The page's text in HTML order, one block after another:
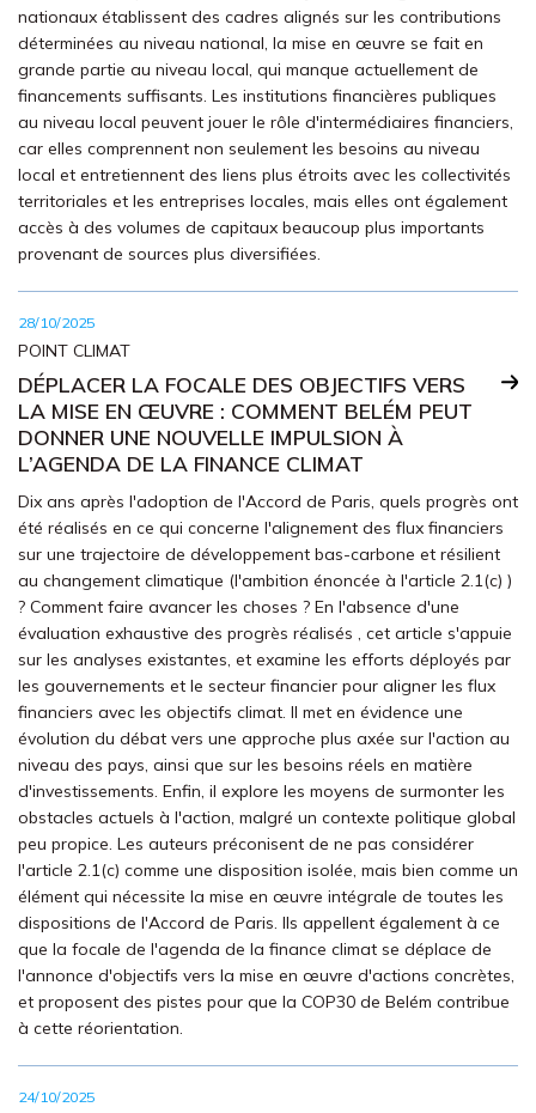
nationaux établissent des cadres alignés sur les contributions
déterminées au niveau national, la mise en œuvre se fait en
grande partie au niveau local, qui manque actuellement de
financements suffisants. Les institutions financières publiques
au niveau local peuvent jouer le rôle d'intermédiaires financiers,
car elles comprennent non seulement les besoins au niveau
local et entretiennent des liens plus étroits avec les collectivités
territoriales et les entreprises locales, mais elles ont également
accès à des volumes de capitaux beaucoup plus importants
provenant de sources plus diversifiées.
28/10/2025
POINT CLIMAT
DÉPLACER LA FOCALE DES OBJECTIFS VERS
LA MISE EN ŒUVRE : COMMENT BELÉM PEUT
DONNER UNE NOUVELLE IMPULSION À
L’AGENDA DE LA FINANCE CLIMAT
Dix ans après l'adoption de l'Accord de Paris, quels progrès ont
été réalisés en ce qui concerne l'alignement des flux financiers
sur une trajectoire de développement bas-carbone et résilient
au changement climatique (l'ambition énoncée à l'article 2.1(c) )
? Comment faire avancer les choses ? En l'absence d'une
évaluation exhaustive des progrès réalisés , cet article s'appuie
sur les analyses existantes, et examine les efforts déployés par
les gouvernements et le secteur financier pour aligner les flux
financiers avec les objectifs climat. Il met en évidence une
évolution du débat vers une approche plus axée sur l'action au
niveau des pays, ainsi que sur les besoins réels en matière
d'investissements. Enfin, il explore les moyens de surmonter les
obstacles actuels à l'action, malgré un contexte politique global
peu propice. Les auteurs préconisent de ne pas considérer
l'article 2.1(c) comme une disposition isolée, mais bien comme un
élément qui nécessite la mise en œuvre intégrale de toutes les
dispositions de l'Accord de Paris. Ils appellent également à ce
que la focale de l'agenda de la finance climat se déplace de
l'annonce d'objectifs vers la mise en œuvre d'actions concrètes,
et proposent des pistes pour que la COP30 de Belém contribue
à cette réorientation.
24/10/2025